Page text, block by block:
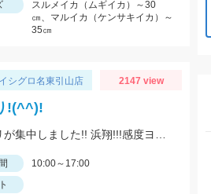
スルメイカ（ムギイカ）～30
㎝、マルイカ（ケンサキイカ）～
35㎝
イシグロ名東引山店 2147 view
!(^^)!
10:00～17:00